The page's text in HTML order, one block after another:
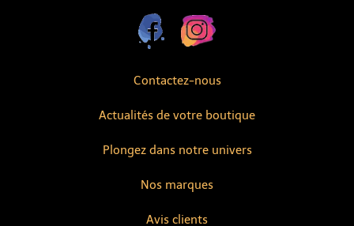
Contactez-nous
Actualités de votre boutique
Avis clients
Nos marques
Plongez dans notre univers